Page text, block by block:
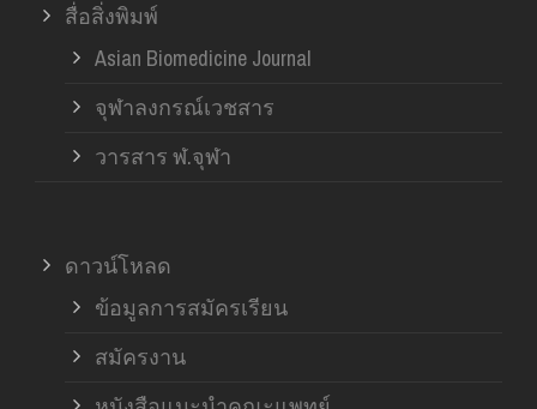
สื่อสิ่งพิมพ์
Asian Biomedicine Journal
จุฬาลงกรณ์เวชสาร
วารสาร ฬ.จุฬา
ดาวน์โหลด
ข้อมูลการสมัครเรียน
สมัครงาน